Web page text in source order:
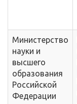
Министерство
науки и
высшего
образования
Российской
Федерации